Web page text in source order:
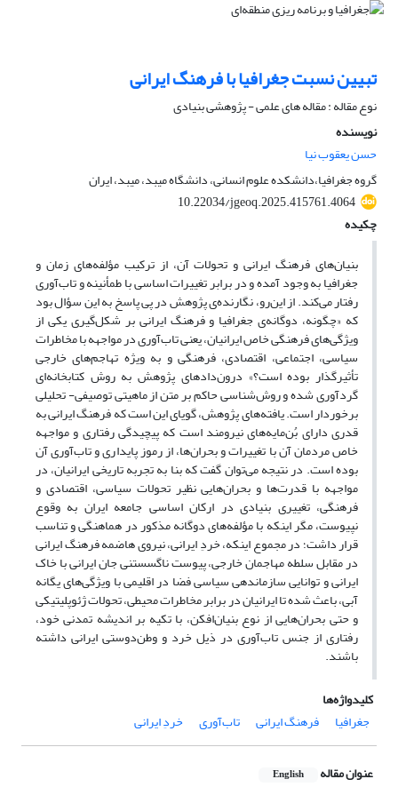
تبیین نسبت جغرافیا با فرهنگ ایرانی
نوع مقاله : مقاله های علمی - پژوهشی بنیادی
نویسنده
حسن یعقوب نیا
گروه جغرافیا،دانشکده علوم انسانی، دانشگاه میبد، میبد، ایران
10.22034/jgeoq.2025.415761.4064
چکیده
بنیان‌های فرهنگ ایرانی و تحولات آن، از ترکیب مؤلفه‌های زمان و
جغرافیا به وجود آمده و در برابر تغییرات اساسی با طمأنینه و تاب‌آوری
رفتار می‌کند. از این‌رو، نگارنده‌ی پژوهش در پی پاسخ به این سؤال بود
که «چگونه، دوگانه‌ی‌ جغرافیا و فرهنگ ایرانی بر شکل‌گیری یکی از
ویژگی‌های فرهنگی خاص ایرانیان، یعنی تاب‌آوری در مواجهه با مخاطرات
سیاسی، اجتماعی، اقتصادی، فرهنگی و به ویژه تهاجم‌های خارجی
تأثیرگذار بوده است؟» درون‌دادهای پژوهش به روش کتابخانه‌ای
گردآوری شده و روش‌شناسی حاکم بر متن از ماهیتی توصیفی- تحلیلی
برخوردار است. یافته‌های پژوهش، گویای این است که فرهنگ ایرانی به
قدری دارای بُن‌مایه‌های نیرومند است که پیچیدگی رفتاری و مواجهه
خاص مردمان آن با تغییرات و بحران‌ها، از رموز پایداری و تاب‌آوری آن
بوده است. در نتیجه می‌توان گفت که بنا به تجربه تاریخی ایرانیان، در
مواجهه با قدرت‌ها و بحران‌هایی نظیر تحولات سیاسی، اقتصادی و
فرهنگی، تغییری بنیادی در ارکان اساسی جامعه ایران به وقوع
نپیوست، مگر اینکه با مؤلفه‌های دو‌گانه مذکور در هماهنگی و تناسب
قرار داشت؛ در مجموع اینکه، خردِ ایرانی، نیروی هاضمه فرهنگ ایرانی
در مقابل سلطه مهاجمان خارجی، پیوست ناگسستنی جان ایرانی با خاک
ایرانی و توانایی سازماندهی سیاسی فضا در اقلیمی با ویژگی‌های یگانه
آبی، باعث شده تا ایرانیان در برابر مخاطرات محیطی، تحولات ژئوپلیتیکی
و حتی بحران‌هایی از نوع بنیان‌افکن، با تکیه بر اندیشه تمدنی خود،
رفتاری از جنس تاب‌آوری در ذیل خرد و وطن‌دوستی ایرانی داشته
باشند.
کلیدواژه‌ها
جغرافیا
فرهنگ ایرانی تاب‌آوری خردِ ایرانی
عنوان مقاله English